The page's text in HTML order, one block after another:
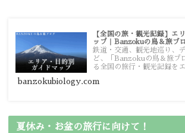
【全国の旅・観光記録】エ
ップ｜Banzokuの鳥＆旅ブ
鉄道・交通、観光地巡り、
ど、「Banzokuの鳥＆旅ブ
る全国の旅行・観光記録を
ガイドマップからスムーズ
banzokubiology.com
夏休み・お盆の旅行に向けて！